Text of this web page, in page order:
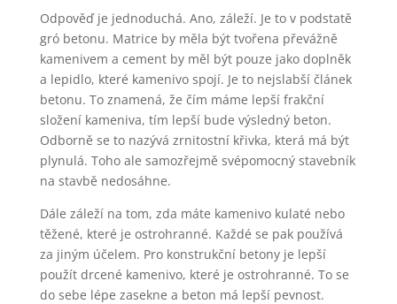
Odpověď je jednoduchá. Ano, záleží. Je to v podstatě
gró betonu. Matrice by měla být tvořena převážně
kamenivem a cement by měl být pouze jako doplněk
a lepidlo, které kamenivo spojí. Je to nejslabší článek
betonu. To znamená, že čím máme lepší frakční
složení kameniva, tím lepší bude výsledný beton.
Odborně se to nazývá zrnitostní křivka, která má být
plynulá. Toho ale samozřejmě svépomocný stavebník
na stavbě nedosáhne.
Dále záleží na tom, zda máte kamenivo kulaté nebo
těžené, které je ostrohranné. Každé se pak používá
za jiným účelem. Pro konstrukční betony je lepší
použít drcené kamenivo, které je ostrohranné. To se
do sebe lépe zasekne a beton má lepší pevnost.